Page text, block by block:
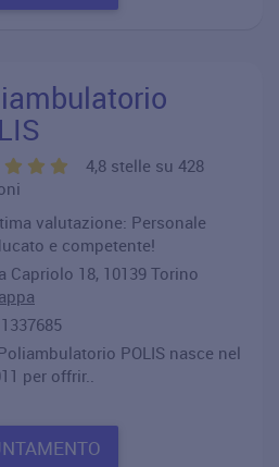
4,8 stelle su 428
valutazione: Personale
e competente!
Capriolo 18, 10139 Torino
POLIS nasce nel
per offrir..